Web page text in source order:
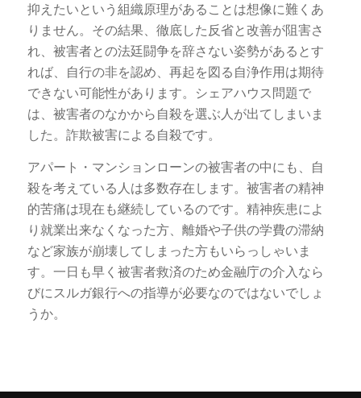
抑えたいという組織原理があることは想像に難くあ
りません。その結果、徹底した反省と改善が阻害さ
れ、被害者との法廷闘争を辞さない姿勢があるとす
れば、自行の非を認め、再起を図る自浄作用は期待
できない可能性があります。シェアハウス問題で
は、被害者のなかから自殺を選ぶ人が出てしまいま
した。詐欺被害による自殺です。
アパート・マンションローンの被害者の中にも、自
殺を考えている人は多数存在します。被害者の精神
的苦痛は現在も継続しているのです。 精神疾患によ
り就業出来なくなった方、離婚や子供の学費の滞納
など家族が崩壊してしまった方もいらっしゃいま
す。一日も早く被害者救済のため金融庁の介入なら
びにスルガ銀行への指導が必要なのではないでしょ
うか。